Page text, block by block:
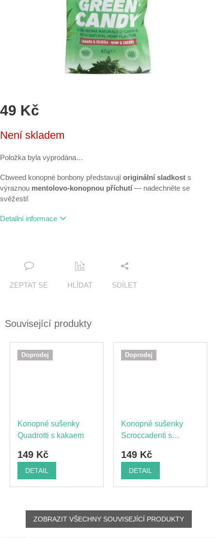
49 Kč
cena:
Není skladem
Položka byla vyprodána…
Cbweed konopné bonbony představují originální sladkost s
výraznou mentolovo-konopnou příchutí— nadechněte se
svěžesti!
Detailní informace
ZEPTAT SE HLÍDAT SDÍLET
Související produkty
Doprodej
Konopné sušenky
Quadrotti s kakaem
149 Kč
DETAIL
Doprodej
Konopné sušenky
Scroccadenti s
149 Kč
DETAIL
ZOBRAZIT VŠECHNY SOUVISEJÍCÍ PRODUKTY